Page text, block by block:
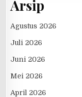
Arsip
Agustus 2026
Juli 2026
Juni 2026
Mei 2026
April 2026